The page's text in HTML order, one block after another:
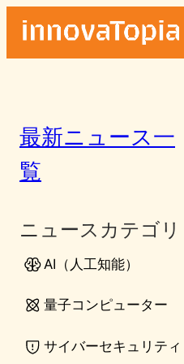
最新ニュース一
覧
ニュースカテゴリ
AI（人工知能）
量子コンピューター
サイバーセキュリティ